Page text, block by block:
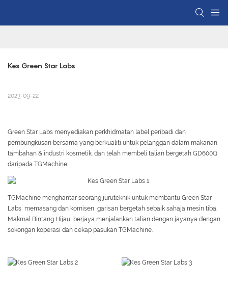
Kes Green Star Labs
2023-09-22
Green Star Labs menyediakan perkhidmatan label peribadi dan
pembungkusan bersama yang berkualiti untuk pelanggan dalam makanan
tambahan & industri kosmetik. dan telah membeli talian bergetah GD600Q
daripada TGMachine.
TGMachine menghantar seorang juruteknik untuk membantu Green Star
Labs memasang dan komisen garisan bergetah sebaik sahaja mesin tiba.
Makmal Bintang Hijau berjaya menjalankan talian dengan jayanya dengan
sokongan koperasi dan cekap pasukan TGMachine.